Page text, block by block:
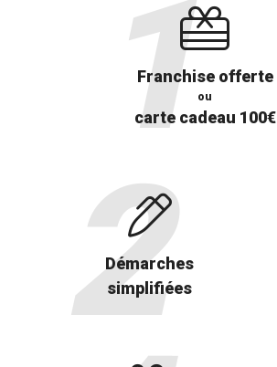
Franchise offerte
ou
carte cadeau 100€
Démarches
simplifiées